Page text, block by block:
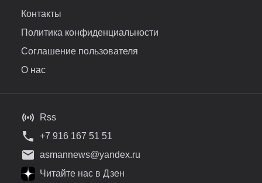
Контакты
Политика конфиденциальности
Соглашение пользователя
О нас
Rss
+7 916 167 51 51
asmannews@yandex.ru
Читайте нас в Дзен